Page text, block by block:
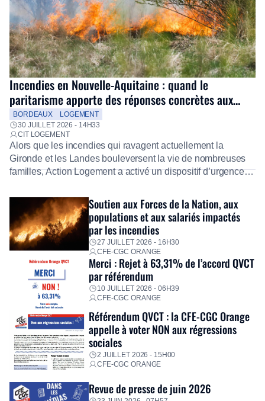
Incendies en Nouvelle-Aquitaine : quand le
paritarisme apporte des réponses concrètes aux
salariés
BORDEAUX
LOGEMENT
30 JUILLET 2026 - 14H33
CIT LOGEMENT
Alors que les incendies qui ravagent actuellement la
Gironde et les Landes bouleversent la vie de nombreuses
familles, Action Logement a activé un dispositif d’urgence
Fidèle à sa mission d’utilité sociale, le Groupe mobilise
immédiatement ses équipes afin de proposer un diagnostic
personnalisé, des aides financières pour faire face aux
premières dépenses, […]
Soutien aux Forces de la Nation, aux
populations et aux salariés impactés
par les incendies
27 JUILLET 2026 - 16H30
CFE-CGC ORANGE
Merci : Rejet à 63,31% de l’accord QVCT
par référendum
10 JUILLET 2026 - 06H39
CFE-CGC ORANGE
Référendum QVCT : la CFE-CGC Orange
appelle à voter NON aux régressions
sociales
2 JUILLET 2026 - 15H00
CFE-CGC ORANGE
Revue de presse de juin 2026